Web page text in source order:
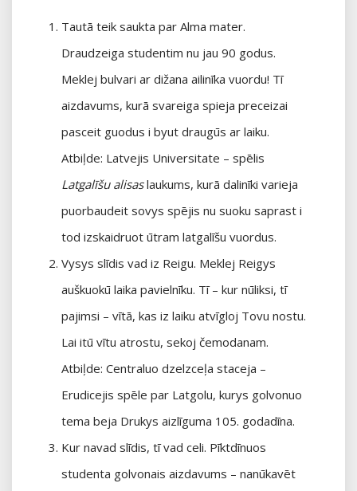
Tautā teik saukta par Alma mater.
Draudzeiga studentim nu jau 90 godus.
Meklej bulvari ar dižana ailinīka vuordu! Tī
aizdavums, kurā svareiga spieja preceizai
pasceit guodus i byut draugūs ar laiku.
Atbiļde: Latvejis Universitate – spēlis
Latgalīšu alisaslaukums, kurā dalinīki varieja
puorbaudeit sovys spējis nu suoku saprast i
tod izskaidruot ūtram latgalīšu vuordus.
Vysys slīdis vad iz Reigu. Meklej Reigys
auškuokū laika pavielnīku. Tī – kur nūliksi, tī
pajimsi – vītā, kas iz laiku atvīgloj Tovu nostu.
Lai itū vītu atrostu, sekoj čemodanam.
Atbiļde: Centraluo dzelzceļa staceja –
Erudicejis spēle par Latgolu, kurys golvonuo
tema beja Drukys aizlīguma 105. godadīna.
Kur navad slīdis, tī vad celi. Pīktdīnuos
studenta golvonais aizdavums – nanūkavēt